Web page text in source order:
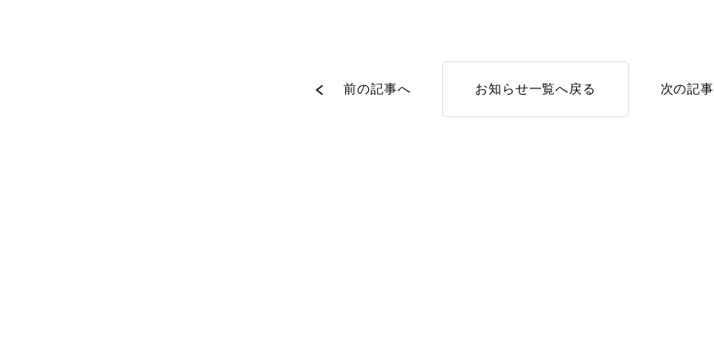
前の記事へ お知らせ一覧へ戻る 次の記